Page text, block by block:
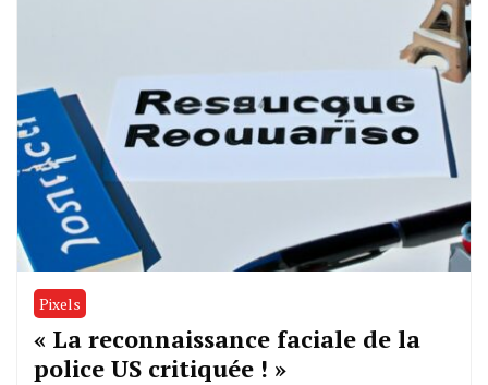
Pixels
« La reconnaissance faciale de la
police US critiquée ! »